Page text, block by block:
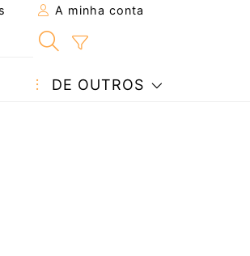
A minha conta
DE OUTROS